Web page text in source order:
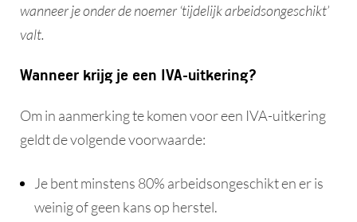
wanneer je onder de noemer ‘tijdelijk arbeidsongeschikt’
valt.
Wanneer krijg je een IVA-uitkering?
Om in aanmerking te komen voor een IVA-uitkering
geldt de volgende voorwaarde:
Je bent minstens 80% arbeidsongeschikt en er is
weinig of geen kans op herstel.